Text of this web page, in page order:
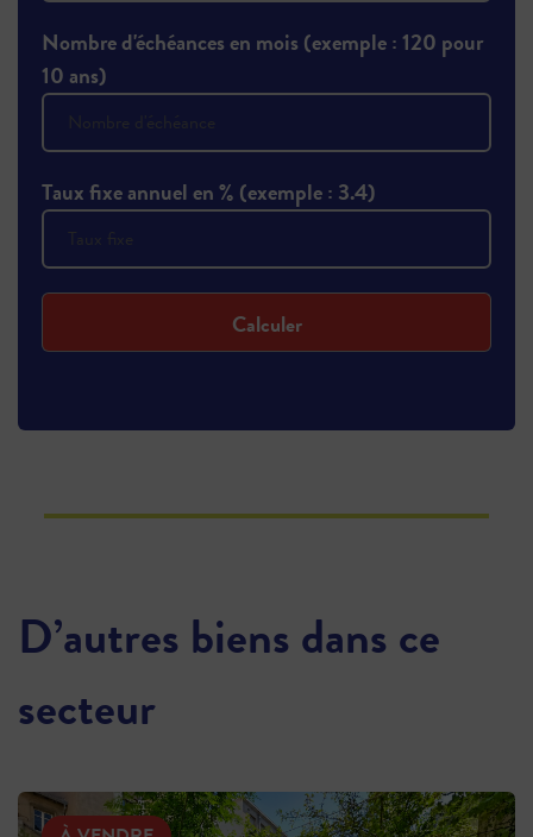
Nombre d'échéances en mois (exemple : 120 pour
10 ans)
Taux fixe annuel en % (exemple : 3.4)
Calculer
D’autres biens dans ce
secteur